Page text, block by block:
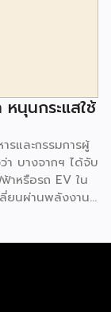
นุนกระแสใช้
รและกรรมการผู้
า บางจากฯ ได้จับ
าหรือรถ EV ใน
ยนผ่านพลังงาน
ในกรุงเทพฯ
ร่วมมือครั้งนี้